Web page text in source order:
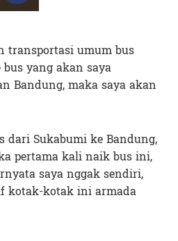
transportasi umum bus
yang akan saya
Bandung, maka saya akan
dari Sukabumi ke Bandung,
pertama kali naik bus ini,
saya nggak sendiri,
kotak-kotak ini armada